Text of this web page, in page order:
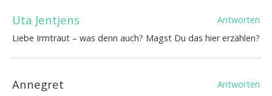
Uta Jentjens
Antworten
Liebe Irmtraut – was denn auch? Magst Du das hier erzählen?
Annegret
Antworten